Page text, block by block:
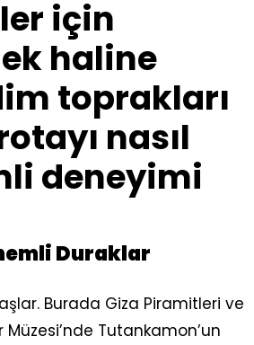
için
haline
toprakları
nasıl
deneyimi
Duraklar
Burada Giza Piramitleri ve
Müzesi’nde Tutankamon’un